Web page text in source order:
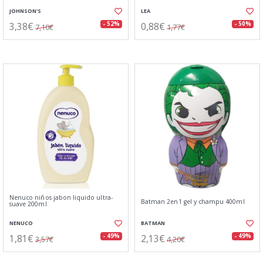
JOHNSON'S
3,38€ 7,10€ - 52%
LEA
0,88€ 1,77€ - 50%
Nenuco niños jabon liquido ultra-
suave 200ml
NENUCO
1,81€ 3,57€ - 49%
Batman 2en1 gel y champu 400ml
BATMAN
2,13€ 4,20€ - 49%